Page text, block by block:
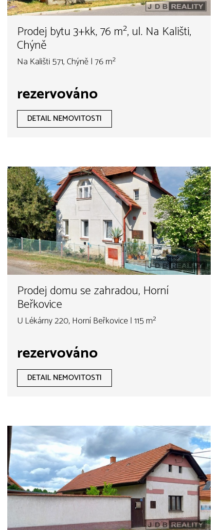
Prodej bytu 3+kk, 76 m², ul. Na Kališti,
Chýně
Na Kališti 571, Chýně | 76 m²
rezervováno
DETAIL NEMOVITOSTI
Prodej domu se zahradou, Horní
Beřkovice
U Lékárny 220, Horní Beřkovice | 115 m²
rezervováno
DETAIL NEMOVITOSTI